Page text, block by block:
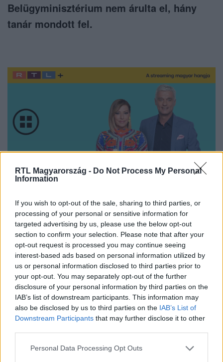
RTL Magyarország - Do Not Process My Personal
Information
If you wish to opt-out of the sale, sharing to third parties, or
processing of your personal or sensitive information for
targeted advertising by us, please use the below opt-out
section to confirm your selection. Please note that after your
opt-out request is processed you may continue seeing
interest-based ads based on personal information utilized by
us or personal information disclosed to third parties prior to
your opt-out. You may separately opt-out of the further
disclosure of your personal information by third parties on the
IAB’s list of downstream participants. This information may
also be disclosed by us to third parties on the IAB’s List of
Downstream Participants that may further disclose it to other
Please note that this website/app uses one or more Google
Personal Data Processing Opt Outs
Belügyminisztérium nem árulta el, hány
tanár mondott fel.
Nézd vissza a Híradó adásait az RTL+ felületén!
Itt állítsd be, hogy az RTL.hu az elsők között
legyen a Google-találatokban!